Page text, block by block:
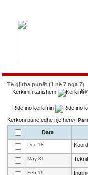
Të gjitha punët (1 në 7 nga 7)
Kërkimi i tanishëm
Ridefino kërkimin
Kërkoni punë edhe një herë»
Data
Dec 18
May 31
Feb 19